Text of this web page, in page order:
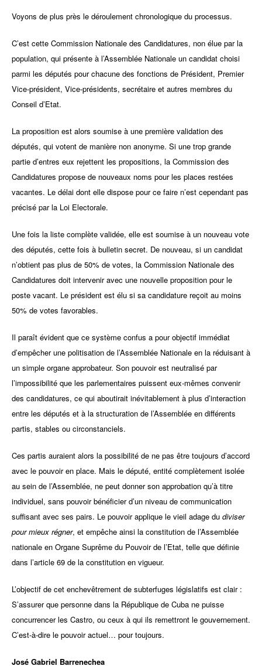
Voyons de plus près le déroulement chronologique du processus.
C’est cette Commission Nationale des Candidatures, non élue par la
population, qui présente à l’Assemblée Nationale un candidat choisi
parmi les députés pour chacune des fonctions de Président, Premier
Vice-président, Vice-présidents, secrétaire et autres membres du
Conseil d’Etat.
La proposition est alors soumise à une première validation des
députés, qui votent de manière non anonyme. Si une trop grande
partie d’entres eux rejettent les propositions, la Commission des
Candidatures propose de nouveaux noms pour les places restées
vacantes. Le délai dont elle dispose pour ce faire n’est cependant pas
précisé par la Loi Electorale.
Une fois la liste complète validée, elle est soumise à un nouveau vote
des députés, cette fois à bulletin secret. De nouveau, si un candidat
n’obtient pas plus de 50% de votes, la Commission Nationale des
Candidatures doit intervenir avec une nouvelle proposition pour le
poste vacant. Le président est élu si sa candidature reçoit au moins
50% de votes favorables.
Il paraît évident que ce système confus a pour objectif immédiat
d’empêcher une politisation de l’Assemblée Nationale en la réduisant à
un simple organe approbateur. Son pouvoir est neutralisé par
l’impossibilité que les parlementaires puissent eux-mêmes convenir
des candidatures, ce qui aboutirait inévitablement à plus d’interaction
entre les députés et à la structuration de l’Assemblée en différents
partis, stables ou circonstanciels.
Ces partis auraient alors la possibilité de ne pas être toujours d’accord
avec le pouvoir en place. Mais le député, entité complètement isolée
au sein de l’Assemblée, ne peut donner son approbation qu’à titre
individuel, sans pouvoir bénéficier d’un niveau de communication
suffisant avec ses pairs. Le pouvoir applique le vieil adage du diviser
pour mieux régner, et empêche ainsi la constitution de l’Assemblée
nationale en Organe Suprême du Pouvoir de l’Etat, telle que définie
dans l’article 69 de la constitution en vigueur.
L’objectif de cet enchevêtrement de subterfuges législatifs est clair :
S’assurer que personne dans la République de Cuba ne puisse
concurrencer les Castro, ou ceux à qui ils remettront le gouvernement.
C’est-à-dire le pouvoir actuel… pour toujours.
José Gabriel Barrenechea